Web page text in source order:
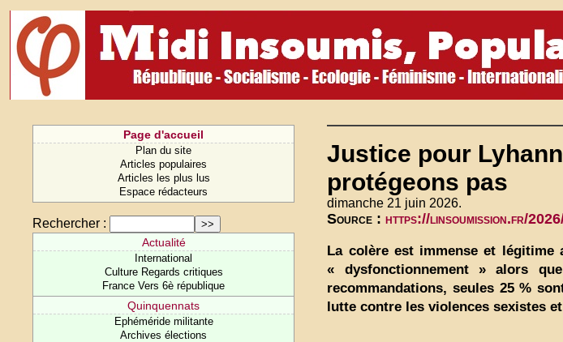
Page d'accueil
Plan du site
Articles populaires
Articles les plus lus
Espace rédacteurs
Rechercher :
Actualité
International
Culture Regards critiques
France Vers 6è république
Quinquennats
Ephéméride militante
Archives élections
Justice pour
protégeons pas
dimanche 21 juin 2026.
Source :https://linsoumission.fr/
La colère est immense et légitime
« dysfonctionnement » alors
recommandations, seules 25 %
lutte contre les violences sexistes